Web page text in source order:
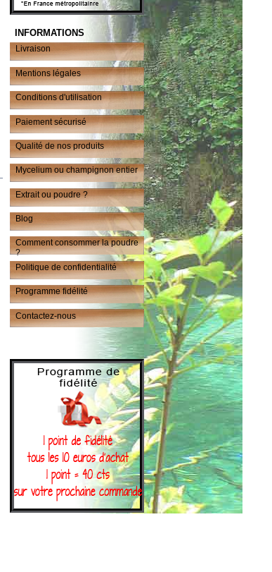
INFORMATIONS
Livraison
Mentions légales
Conditions d'utilisation
Paiement sécurisé
Qualité de nos produits
Mycelium ou champignon entier
Extrait ou poudre ?
Blog
Comment consommer la poudre
?
Politique de confidentialité
Programme fidélité
Contactez-nous